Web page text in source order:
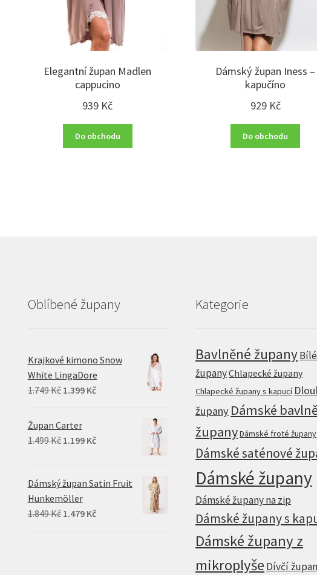
Elegantní župan Madlen
cappucino
939 Kč
Do obchodu
Dámský župan Iness –
kapučíno
929 Kč
Do obchodu
Oblíbené župany
Krajkové kimono Snow
White LingaDore
1.749Kč Original
was:
1.749 Kč.
1.399 KčCurrent
1.399 Kč.
Župan Carter
1.499Kč Original
1.499 Kč.
1.199 KčCurrent
1.199 Kč.
Dámský župan Satin Fruit
Hunkemöller
1.849Kč Original
1.479 KčCurrent
Kategorie
Bavlněné županyBílé
županyChlapecké župany
Chlapecké župany s kapucí
župany Dámské
županyDámské froté župany
Dámské saténové
Dámské župany
Dámské župany na zip
Dámské župany s
Dámské župany z
mikroplyše Dívčí